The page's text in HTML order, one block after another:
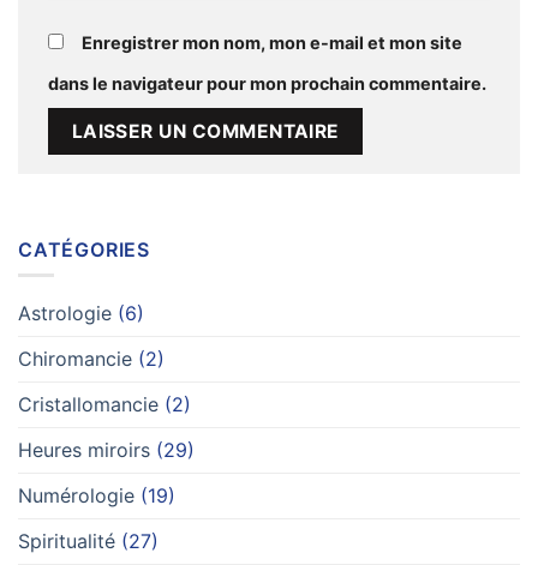
Enregistrer mon nom, mon e-mail et mon site
dans le navigateur pour mon prochain commentaire.
CATÉGORIES
Astrologie (6)
Chiromancie (2)
Cristallomancie (2)
Heures miroirs (29)
Numérologie (19)
Spiritualité (27)